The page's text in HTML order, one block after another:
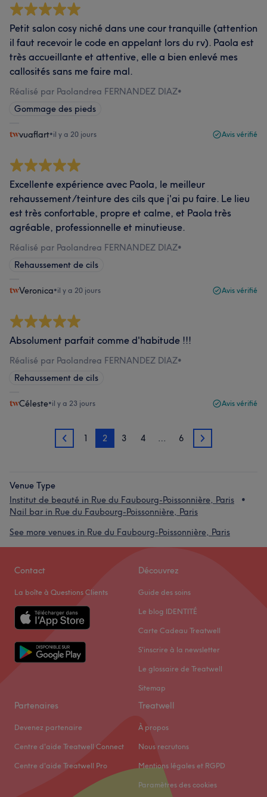
Petit salon cosy niché dans une cour tranquille (attention
il faut recevoir le code en appelant lors du rv). Paola est
très accueillante et attentive, elle a bien enlevé mes
callosités sans me faire mal.
Réalisé par Paolandrea FERNANDEZ DIAZ•
Gommage des pieds
vuaflart•il y a 20 jours Avis vérifié
Excellente expérience avec Paola, le meilleur
rehaussement/teinture des cils que j'ai pu faire. Le lieu
est très confortable, propre et calme, et Paola très
agréable, professionnelle et minutieuse.
Réalisé par Paolandrea FERNANDEZ DIAZ•
Rehaussement de cils
Veronica•il y a 20 jours Avis vérifié
Absolument parfait comme d'habitude !!!
Réalisé par Paolandrea FERNANDEZ DIAZ•
Rehaussement de cils
Céleste•il y a 23 jours Avis vérifié
1 1 2 3 4 … 6 3
Venue Type
Institut de beauté in Rue du Faubourg-Poissonnière, Paris
Nail bar in Rue du Faubourg-Poissonnière, Paris
See more venues in Rue du Faubourg-Poissonnière, Paris
Contact
La boîte à Questions Clients
Découvrez
Guide des soins
Le blog IDENTITÉ
Carte Cadeau Treatwell
S'inscrire à la newsletter
Le glossaire de Treatwell
Sitemap
Partenaires
Devenez partenaire
Centre d'aide Treatwell Connect
Centre d'aide Treatwell Pro
Treatwell
À propos
Nous recrutons
Mentions légales et RGPD
Paramètres des cookies